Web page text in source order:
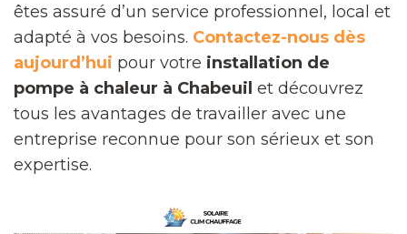
êtes assuré d’un service professionnel, local et
adapté à vos besoins. Contactez-nous dès
aujourd’hui pour votre installation de
pompe à chaleur à Chabeuil et découvrez
tous les avantages de travailler avec une
entreprise reconnue pour son sérieux et son
expertise.